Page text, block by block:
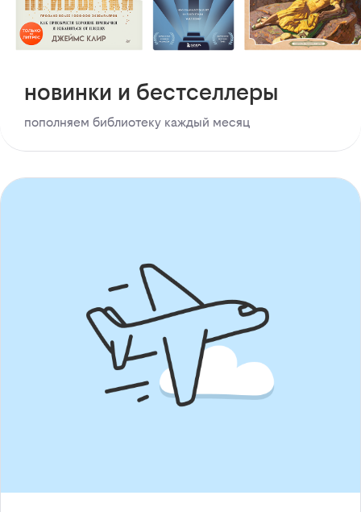
новинки и бестселлеры
пополняем библиотеку каждый месяц